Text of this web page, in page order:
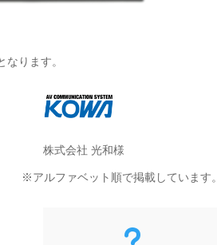
ります。
株式会社 光和様
※アルファベット順で掲載しています。